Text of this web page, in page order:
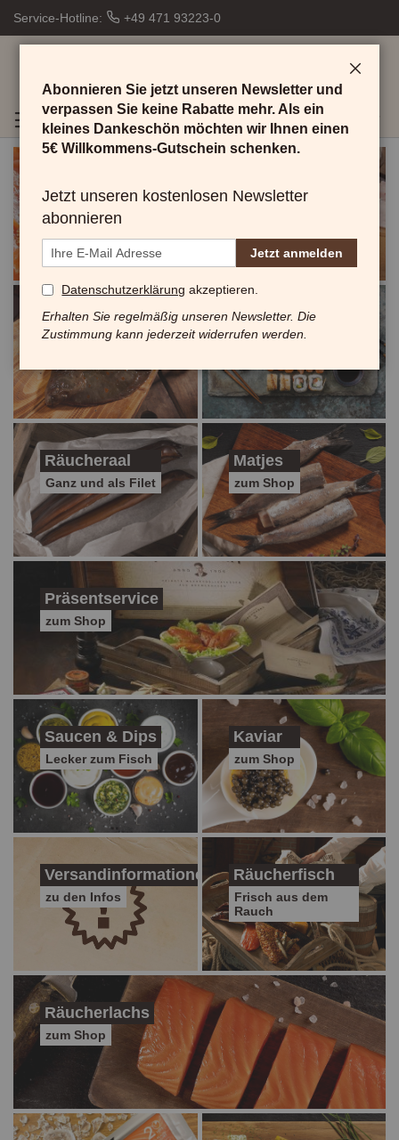
Service-Hotline: +49 471 93223-0
Lieferung
zum
Expressversand
Ab 150€
Gratisversand
Direkt
Bremerhaven
Menü
Toggle
Search
Mein
Wunschzettel
Frischfisch
Fangfrisch
Sushi Produkte
Räucheraal
Ganz und als Filet
Matjes
zum Shop
Präsentservice
zum Shop
Saucen & Dips
Lecker zum Fisch
Kaviar
zum Shop
Versandinformationen
zu den Infos
Räucherfisch
Frisch aus dem
Rauch
Räucherlachs
zum Shop
Abonnieren Sie jetzt unseren Newsletter und
verpassen Sie keine Rabatte mehr. Als ein
kleines Dankeschön möchten wir Ihnen einen
5€ Willkommens-Gutschein schenken.
Jetzt unseren kostenlosen Newsletter
abonnieren
Jetzt anmelden
Datenschutzerklärung akzeptieren.
Erhalten Sie regelmäßig unseren Newsletter. Die
Zustimmung kann jederzeit widerrufen werden.